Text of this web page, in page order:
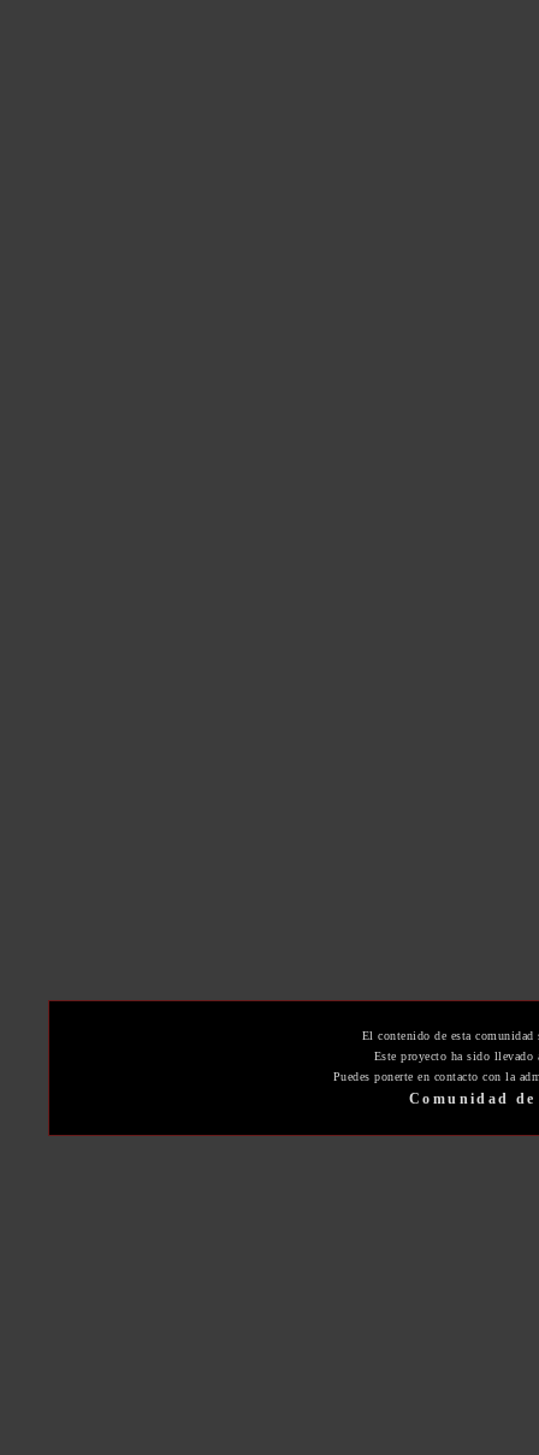
El contenido de esta
Este proyecto ha sido
Puedes ponerte en contacto con la
Comunidad